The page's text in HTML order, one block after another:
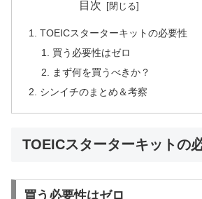
目次
TOEICスターターキットの必要性
買う必要性はゼロ
まず何を買うべきか？
シンイチのまとめ＆考察
TOEICスターターキットの
買う必要性はゼロ